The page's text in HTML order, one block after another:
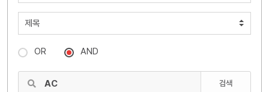
OR AND
검색